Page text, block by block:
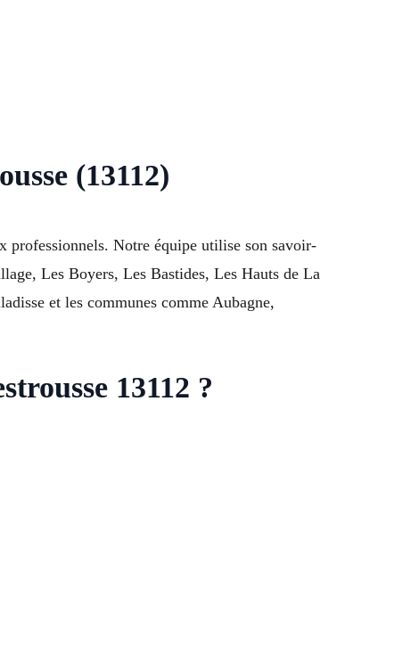
(13112)
professionnels. Notre équipe utilise son savoir-
Les Boyers, Les Bastides, Les Hauts de La
et les communes comme Aubagne,
13112 ?